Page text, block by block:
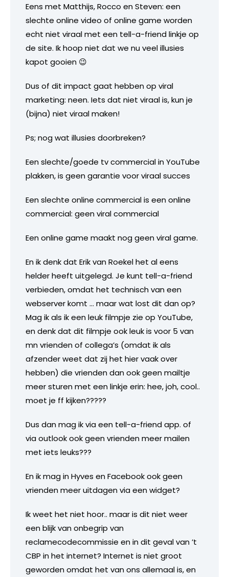
Eens met Matthijs, Rocco en Steven: een
slechte online video of online game worden
echt niet viraal met een tell-a-friend linkje op
de site. Ik hoop niet dat we nu veel illusies
kapot gooien 😉
Dus of dit impact gaat hebben op viral
marketing: neen. Iets dat niet viraal is, kun je
(bijna) niet viraal maken!
Ps; nog wat illusies doorbreken?
Een slechte/goede tv commercial in YouTube
plakken, is geen garantie voor viraal succes
Een slechte online commercial is een online
commercial: geen viral commercial
Een online game maakt nog geen viral game.
En ik denk dat Erik van Roekel het al eens
helder heeft uitgelegd. Je kunt tell-a-friend
verbieden, omdat het technisch van een
webserver komt … maar wat lost dit dan op?
Mag ik als ik een leuk filmpje zie op YouTube,
en denk dat dit filmpje ook leuk is voor 5 van
mn vrienden of collega’s (omdat ik als
afzender weet dat zij het hier vaak over
hebben) die vrienden dan ook geen mailtje
meer sturen met een linkje erin: hee, joh, cool..
moet je ff kijken?????
Dus dan mag ik via een tell-a-friend app. of
via outlook ook geen vrienden meer mailen
met iets leuks???
En ik mag in Hyves en Facebook ook geen
vrienden meer uitdagen via een widget?
Ik weet het niet hoor.. maar is dit niet weer
een blijk van onbegrip van
reclamecodecommissie en in dit geval van ’t
CBP in het internet? Internet is niet groot
geworden omdat het van ons allemaal is, en